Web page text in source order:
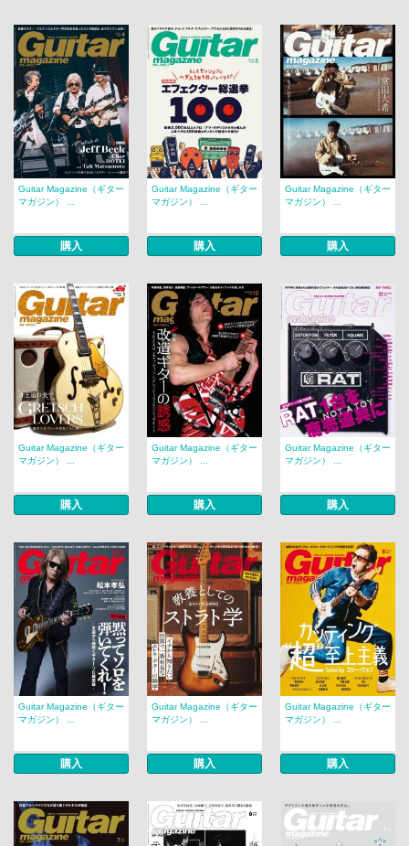
Guitar Magazine（ギター
マガジン） ...
購入
Guitar Magazine（ギター
マガジン） ...
購入
Guitar Magazine（ギター
マガジン） ...
購入
Guitar Magazine（ギター
マガジン） ...
購入
Guitar Magazine（ギター
マガジン） ...
購入
Guitar Magazine（ギター
マガジン） ...
購入
Guitar Magazine（ギター
マガジン） ...
購入
Guitar Magazine（ギター
マガジン） ...
購入
Guitar Magazine（ギター
マガジン） ...
購入